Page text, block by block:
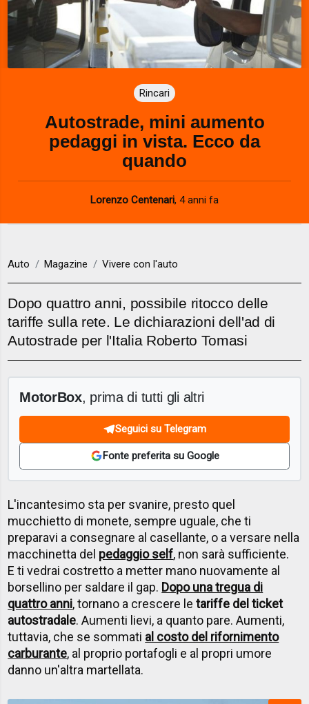
Rincari
Autostrade, mini aumento
pedaggi in vista. Ecco da
quando
Lorenzo Centenari, 4 anni fa
Auto Magazine Vivere con l'auto
Dopo quattro anni, possibile ritocco delle
tariffe sulla rete. Le dichiarazioni dell'ad di
Autostrade per l'Italia Roberto Tomasi
MotorBox, prima di tutti gli altri
Seguici su Telegram
Fonte preferita su Google
L'incantesimo sta per svanire, presto quel
mucchietto di monete, sempre uguale, che ti
preparavi a consegnare al casellante, o a versare nella
macchinetta del pedaggio self, non sarà sufficiente.
E ti vedrai costretto a metter mano nuovamente al
borsellino per saldare il gap. Dopo una tregua di
quattro anni, tornano a crescere letariffe del ticket
autostradale. Aumenti lievi, a quanto pare. Aumenti,
tuttavia, che se sommati al costo del rifornimento
carburante, al proprio portafogli e al propri umore
danno un'altra martellata.